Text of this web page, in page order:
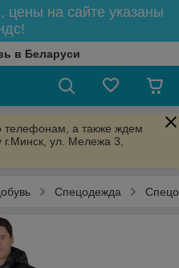
цены на сайте указаны
в Беларуси
телефонам, а также ждем
ул. Мележа 3,
Спецодежда